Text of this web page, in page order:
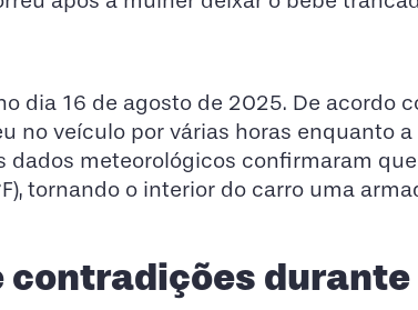
dia 16 de agosto de 2025. De acordo
no veículo por várias horas enquanto
dados meteorológicos confirmaram
tornando o interior do carro uma
contradições